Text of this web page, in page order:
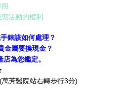
活動的權利
錶該如何處理？
金屬要換現金？
為您鑑定。
芳醫院站右轉步行3分)